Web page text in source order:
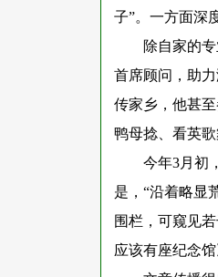
子”。一方面深
除自家的
首席顾问，助
传家乡，他甚
鸭母捻、看英
今年3月初
是，“沿着略显
围栏，可窥见
应该有座纪念